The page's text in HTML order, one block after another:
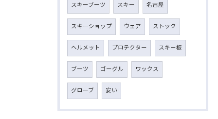
スキーブーツ スキー 名古屋
スキーショップ ウェア ストック
ヘルメット プロテクター スキー板
ブーツ ゴーグル ワックス
グローブ 安い